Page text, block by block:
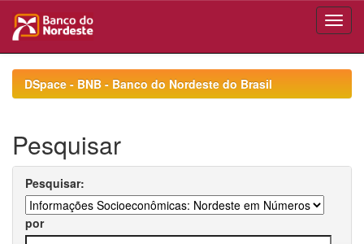
navigationDSpace - BNB - Banco do Nordeste do Brasil
Pesquisar
Pesquisar:
por